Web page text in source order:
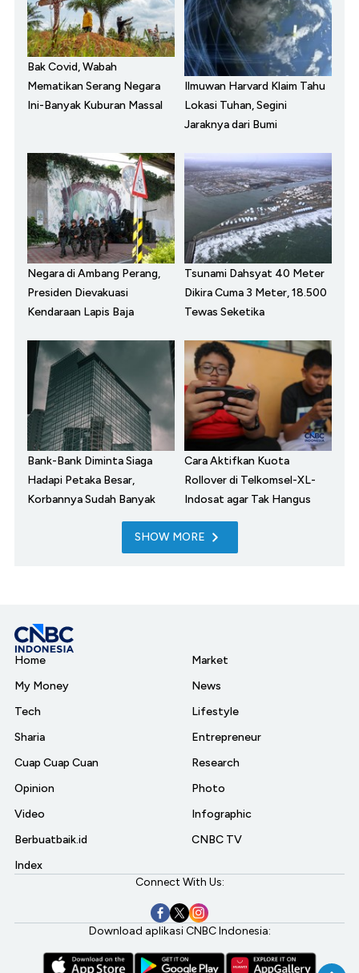
Bak Covid, Wabah
Mematikan Serang Negara
Ini-Banyak Kuburan Massal
Ilmuwan Harvard Klaim Tahu
Lokasi Tuhan, Segini
Jaraknya dari Bumi
Negara di Ambang Perang,
Presiden Dievakuasi
Kendaraan Lapis Baja
Tsunami Dahsyat 40 Meter
Dikira Cuma 3 Meter, 18.500
Tewas Seketika
Bank-Bank Diminta Siaga
Hadapi Petaka Besar,
Korbannya Sudah Banyak
Cara Aktifkan Kuota
Rollover di Telkomsel-XL-
Indosat agar Tak Hangus
SHOW MORE
Home
My Money
Tech
Sharia
Cuap Cuap Cuan
Opinion
Video
Berbuatbaik.id
Index
Market
News
Lifestyle
Entrepreneur
Research
Photo
Infographic
CNBC TV
Connect With Us:
Download aplikasi CNBC Indonesia: